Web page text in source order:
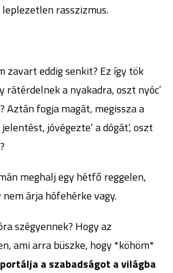
rasszizmus.
zavart eddig senkit? Ez így tök
rátérdelnek a nyakadra, oszt nyóc’
Aztán fogja magát, megissza a
jóvégezte’ a dógát’, oszt
meghalj egy hétfő reggelen,
nem árja hófehérke vagy.
szégyennek? Hogy az
ami arra büszke, hogy *köhöm*
a szabadságot a világba